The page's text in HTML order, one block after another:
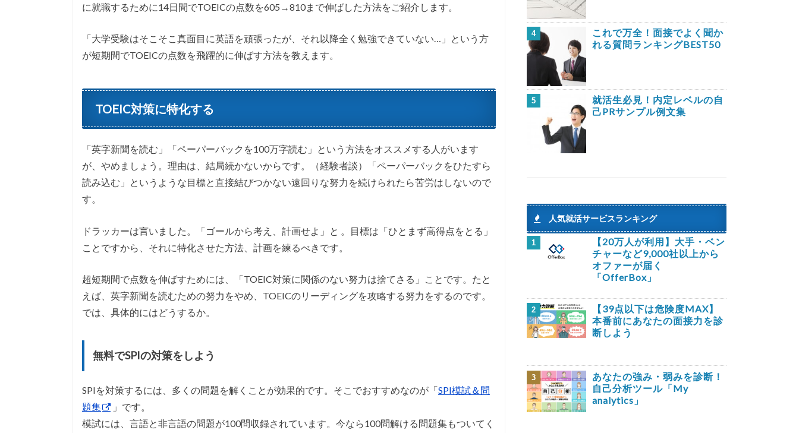
に就職するために14日間でTOEICの点数を605→810まで伸ばした方法をご紹介します。
「大学受験はそこそこ真面目に英語を頑張ったが、それ以降全く勉強できていない…」という方
が短期間でTOEICの点数を飛躍的に伸ばす方法を教えます。
TOEIC対策に特化する
「英字新聞を読む」「ペーパーバックを100万字読む」という方法をオススメする人がいます
が、やめましょう。理由は、結局続かないからです。（経験者談）「ペーパーバックをひたすら
読み込む」というような目標と直接結びつかない遠回りな努力を続けられたら苦労はしないので
す。
ドラッカーは言いました。「ゴールから考え、計画せよ」と 。目標は「ひとまず高得点をとる」
ことですから、それに特化させた方法、計画を練るべきです。
超短期間で点数を伸ばすためには、「TOEIC対策に関係のない努力は捨てさる」ことです。たと
えば、英字新聞を読むための努力をやめ、TOEICのリーディングを攻略する努力をするのです。
では、具体的にはどうするか。
無料でSPIの対策をしよう
SPIを対策するには、多くの問題を解くことが効果的です。そこでおすすめなのが「SPI模試＆問
題集
」です。
模試には、言語と非言語の問題が100問収録されています。今なら100問解ける問題集もついてく
4
これで万全！面接でよく聞か
れる質問ランキングBEST50
5
就活生必見！内定レベルの自
己PRサンプル例文集
人気就活サービスランキング
1
【20万人が利用】大手・ベン
チャーなど9,000社以上から
オファーが届く
「OfferBox」
2
【39点以下は危険度MAX】
本番前にあなたの面接力を診
断しよう
3
あなたの強み・弱みを診断！
自己分析ツール「My
analytics」